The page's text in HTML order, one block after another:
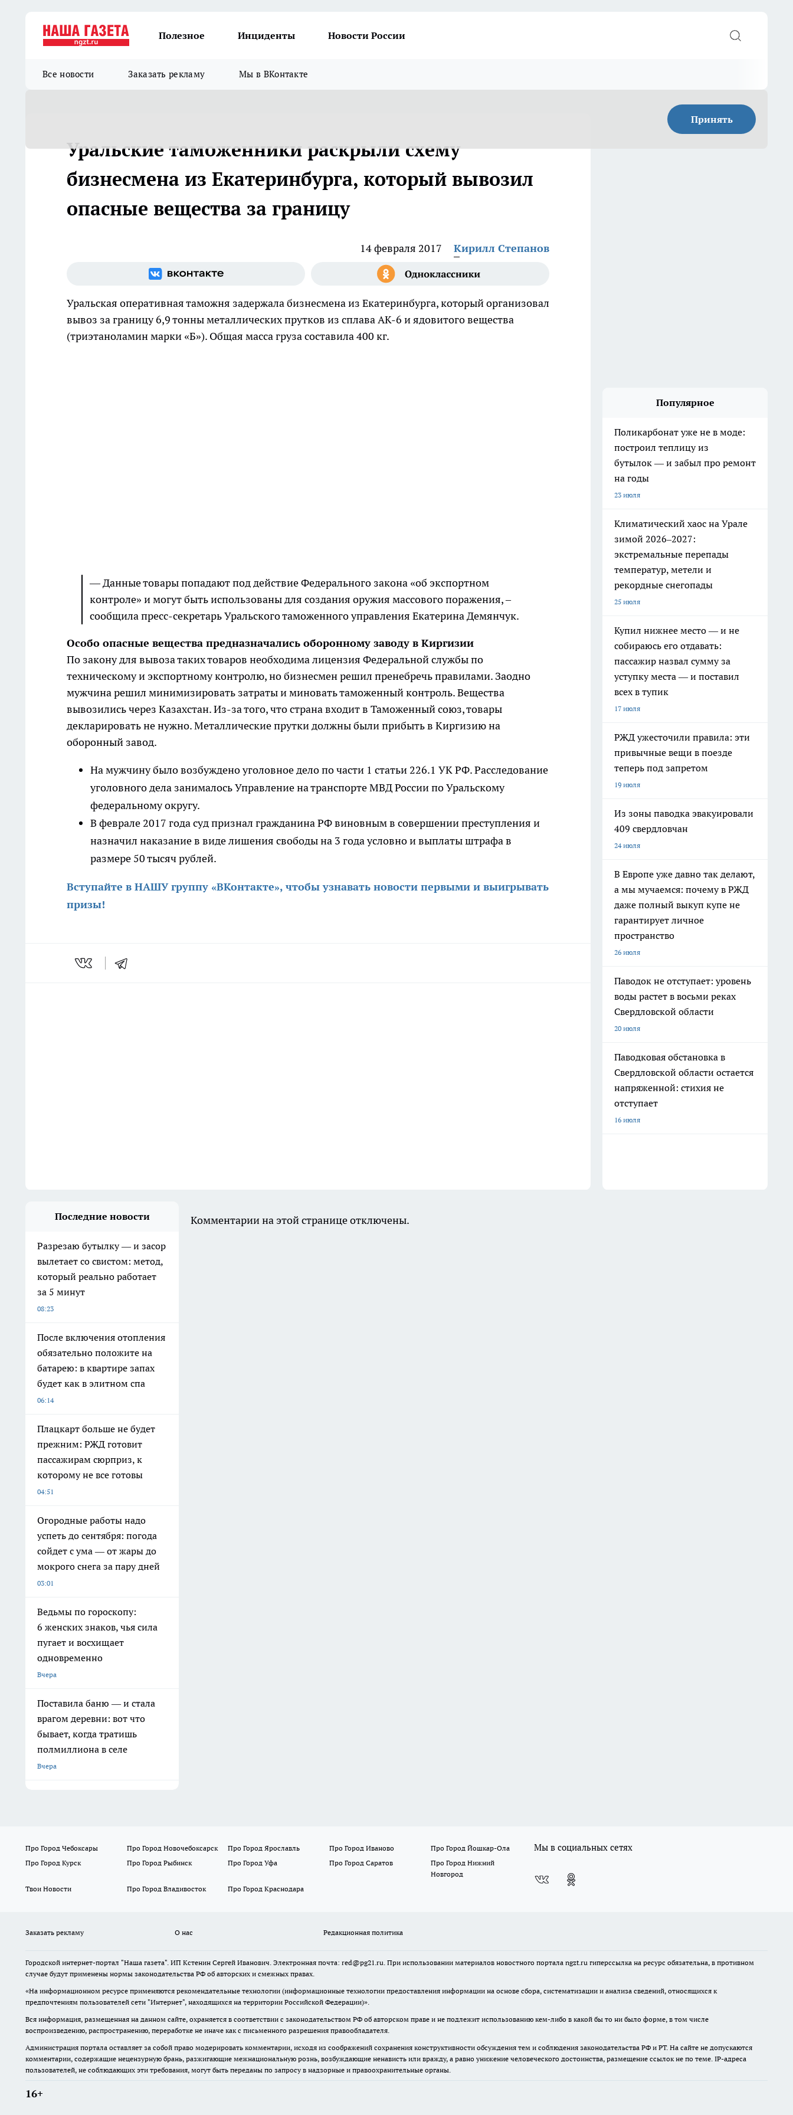
Полезное Инциденты Новости России
Все новости Заказать рекламу Мы в ВКонтакте
Принять
Уральские таможенники раскрыли схему
бизнесмена из Екатеринбурга, который вывозил
опасные вещества за границу
14 февраля 2017 Кирилл Степанов
Уральская оперативная таможня задержала бизнесмена из Екатеринбурга, который организовал
вывоз за границу 6,9 тонны металлических прутков из сплава АК-6 и ядовитого вещества
(триэтаноламин марки «Б»). Общая масса груза составила 400 кг.
— Данные товары попадают под действие Федерального закона «об экспортном
контроле» и могут быть использованы для создания оружия массового поражения, –
сообщила пресс-секретарь Уральского таможенного управления Екатерина Демянчук.
Особо опасные вещества предназначались оборонному заводу в Киргизии
По закону для вывоза таких товаров необходима лицензия Федеральной службы по
техническому и экспортному контролю, но бизнесмен решил пренебречь правилами. Заодно
мужчина решил минимизировать затраты и миновать таможенный контроль. Вещества
вывозились через Казахстан. Из-за того, что страна входит в Таможенный союз, товары
декларировать не нужно. Металлические прутки должны были прибыть в Киргизию на
оборонный завод.
На мужчину было возбуждено уголовное дело по части 1 статьи 226.1 УК РФ. Расследование
уголовного дела занималось Управление на транспорте МВД России по Уральскому
федеральному округу.
В феврале 2017 года суд признал гражданина РФ виновным в совершении преступления и
назначил наказание в виде лишения свободы на 3 года условно и выплаты штрафа в
размере 50 тысяч рублей.
Вступайте в НАШУ группу «ВКонтакте», чтобы узнавать новости первыми и выигрывать
призы!
Популярное
Поликарбонат уже не в моде:
построил теплицу из
бутылок — и забыл про ремонт
на годы
23 июля
Климатический хаос на Урале
зимой 2026–2027:
экстремальные перепады
температур, метели и
рекордные снегопады
25 июля
Купил нижнее место — и не
собираюсь его отдавать:
пассажир назвал сумму за
уступку места — и поставил
всех в тупик
17 июля
РЖД ужесточили правила: эти
привычные вещи в поезде
теперь под запретом
19 июля
Из зоны паводка эвакуировали
409 свердловчан
24 июля
В Европе уже давно так делают,
а мы мучаемся: почему в РЖД
даже полный выкуп купе не
гарантирует личное
пространство
26 июля
Паводок не отступает: уровень
воды растет в восьми реках
Свердловской области
20 июля
Паводковая обстановка в
Свердловской области остается
напряженной: стихия не
отступает
16 июля
Последние новости
Разрезаю бутылку — и засор
вылетает со свистом: метод,
который реально работает
за 5 минут
08:23
После включения отопления
обязательно положите на
батарею: в квартире запах
будет как в элитном спа
06:14
Плацкарт больше не будет
прежним: РЖД готовит
пассажирам сюрприз, к
которому не все готовы
04:51
Огородные работы надо
успеть до сентября: погода
сойдет с ума — от жары до
мокрого снега за пару дней
03:01
Ведьмы по гороскопу:
6 женских знаков, чья сила
пугает и восхищает
одновременно
Вчера
Поставила баню — и стала
врагом деревни: вот что
бывает, когда тратишь
полмиллиона в селе
Вчера
Комментарии на этой странице отключены.
Про Город Чебоксары Про Город Новочебоксарск Про Город Ярославль Про Город Иваново
Про Город Йошкар-Ола
Про Город Курск
Про Город Рыбинск Про Город Уфа Про Город Саратов
Про Город Нижний
Новгород
Твои Новости
Про Город Владивосток Про Город Краснодара
Мы в социальных сетях
Заказать рекламу О нас Редакционная политика
Городской интернет-портал "Наша газета". ИП Кстенин Сергей Иванович. Электронная почта: red@pg21.ru. При использовании материалов новостного портала ngzt.ru гиперссылка на ресурс обязательна, в противном
случае будут применены нормы законодательства РФ об авторских и смежных правах.
«На информационном ресурсе применяются рекомендательные технологии (информационные технологии предоставления информации на основе сбора, систематизации и анализа сведений, относящихся к
предпочтениям пользователей сети "Интернет", находящихся на территории Российской Федерации)».
Вся информация, размещенная на данном сайте, охраняется в соответствии с законодательством РФ об авторском праве и не подлежит использованию кем-либо в какой бы то ни было форме, в том числе
воспроизведению, распространению, переработке не иначе как с письменного разрешения правообладателя.
Администрация портала оставляет за собой право модерировать комментарии, исходя из соображений сохранения конструктивности обсуждения тем и соблюдения законодательства РФ и РТ. На сайте не допускаются
комментарии, содержащие нецензурную брань, разжигающие межнациональную рознь, возбуждающие ненависть или вражду, а равно унижение человеческого достоинства, размещение ссылок не по теме. IP-адреса
пользователей, не соблюдающих эти требования, могут быть переданы по запросу в надзорные и правоохранительные органы.
16+